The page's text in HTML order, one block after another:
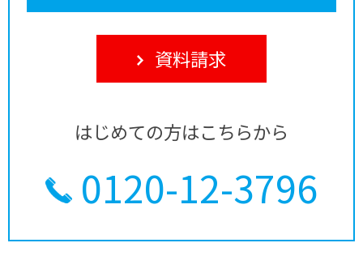
資料請求
はじめての方はこちらから
0120-12-3796